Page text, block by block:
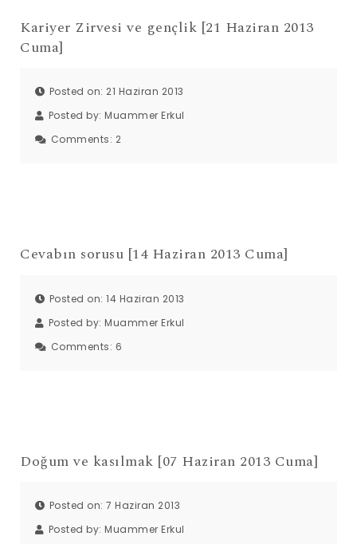
Kariyer Zirvesi ve gençlik [21 Haziran 2013
Cuma]
Posted on: 21 Haziran 2013
Posted by: Muammer Erkul
Comments: 2
Cevabın sorusu [14 Haziran 2013 Cuma]
Posted on: 14 Haziran 2013
Posted by: Muammer Erkul
Comments: 6
Doğum ve kasılmak [07 Haziran 2013 Cuma]
Posted on: 7 Haziran 2013
Posted by: Muammer Erkul